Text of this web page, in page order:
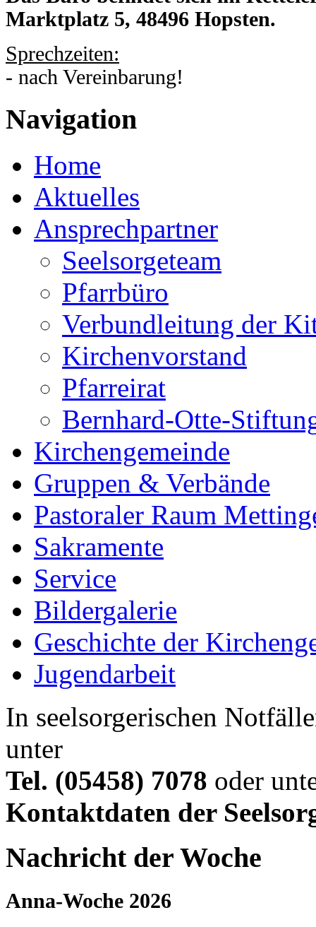
Marktplatz 5, 48496 Hopsten.
Sprechzeiten:
- nach Vereinbarung!
Navigation
Home
Aktuelles
Ansprechpartner
Seelsorgeteam
Pfarrbüro
Verbundleitung der
Kirchenvorstand
Pfarreirat
Bernhard-Otte-
Kirchengemeinde
Gruppen & Verbände
Pastoraler Raum
Sakramente
Service
Bildergalerie
Geschichte der
Jugendarbeit
In seelsorgerischen
unter
Tel. (05458) 7078 oder
Kontaktdaten der
Nachricht der Woche
Anna-Woche 2026